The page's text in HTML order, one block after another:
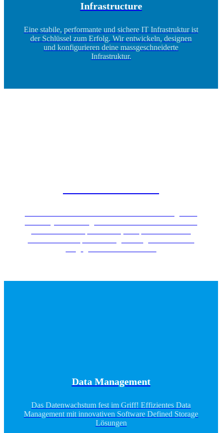
Infrastructure
Eine stabile, performante und sichere IT Infrastruktur ist
der Schlüssel zum Erfolg. Wir entwickeln, designen
und konfigurieren deine massgeschneiderte
Infrastruktur.
Data Management
Das Datenwachstum fest im Griff! Effizientes Data
Management mit innovativen Software Defined Storage
Lösungen